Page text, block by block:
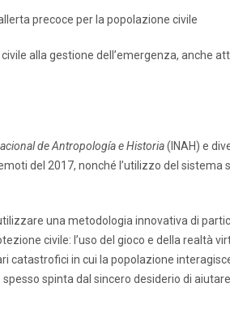
precoce per la popolazione civile
alla gestione dell’emergenza, anche
de Antropología e Historia(INAH) e
del 2017, nonché l’utilizzo del sistema
una metodologia innovativa di
civile: l’uso del gioco e della realtà
catastrofici in cui la popolazione
spinta dal sincero desiderio di